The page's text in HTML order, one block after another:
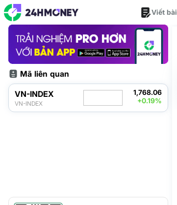
Viết bài
Mã liên quan
VN-INDEX
VN-INDEX
1,768.06
+0.19%